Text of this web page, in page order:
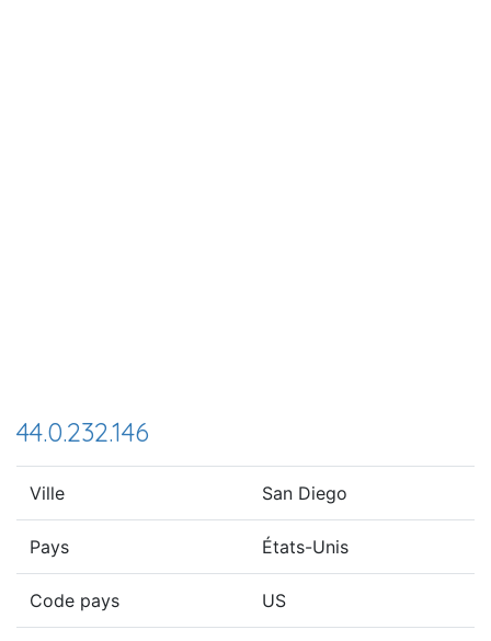
44.0.232.146
Ville San Diego
Pays États-Unis
Code pays US